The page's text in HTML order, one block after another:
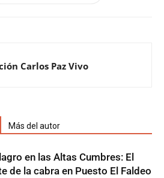
Carlos Paz Vivo
Más del autor
en las Altas Cumbres: El
de la cabra en Puesto El Faldeo